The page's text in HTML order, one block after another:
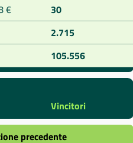
€
30
2.715
105.556
Vincitori
precedente